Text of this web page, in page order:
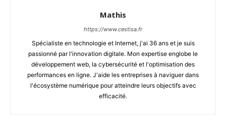
Mathis
https://www.cestisa.fr
Spécialiste en technologie et Internet, j'ai 36 ans et je suis
passionné par l'innovation digitale. Mon expertise englobe le
développement web, la cybersécurité et l'optimisation des
performances en ligne. J'aide les entreprises à naviguer dans
l'écosystème numérique pour atteindre leurs objectifs avec
efficacité.